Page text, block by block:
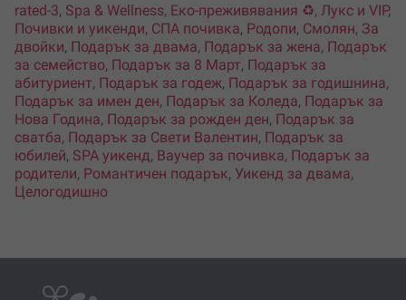
rated-3, Spa & Wellness, Еко-преживявания ♻️, Лукс и VIP,
Почивки и уикенди, СПА почивка, Родопи, Смолян, За
двойки, Подарък за двама, Подарък за жена, Подарък
за семейство, Подарък за 8 Март, Подарък за
абитуриент, Подарък за годеж, Подарък за годишнина,
Подарък за имен ден, Подарък за Коледа, Подарък за
Нова Година, Подарък за рожден ден, Подарък за
сватба, Подарък за Свети Валентин, Подарък за
юбилей, SPA уикенд, Ваучер за почивка, Подарък за
родители, Романтичен подарък, Уикенд за двама,
Целогодишно